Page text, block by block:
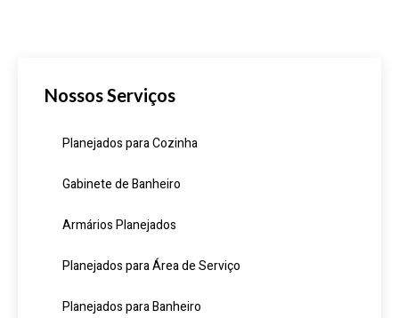
Nossos Serviços
Planejados para Cozinha
Gabinete de Banheiro
Armários Planejados
Planejados para Área de Serviço
Planejados para Banheiro